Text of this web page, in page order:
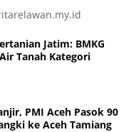
Jatim: BMKG
Tanah Kategori
PMI Aceh Pasok 90
ke Aceh Tamiang